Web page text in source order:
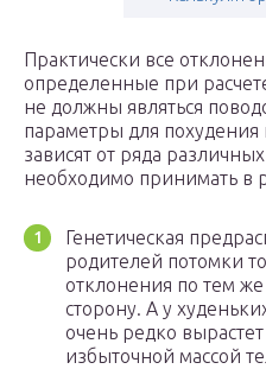
Практически все
определенные при
не должны являться
параметры для
зависят от ряда
необходимо принимать в
Генетическая
родителей потомки
отклонения по тем
сторону. А у
очень редко
избыточной массой